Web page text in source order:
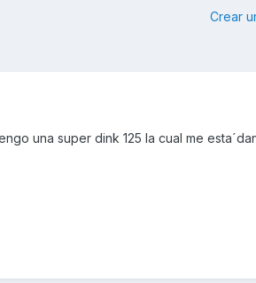
Crear
una super dink 125 la cual me